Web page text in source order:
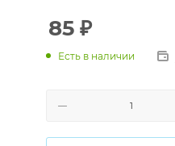
85 ₽
Есть в наличии